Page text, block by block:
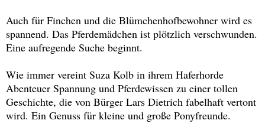
Auch für Finchen und die Blümchenhofbewohner wird es
spannend. Das Pferdemädchen ist plötzlich verschwunden.
Eine aufregende Suche beginnt.
Wie immer vereint Suza Kolb in ihrem Haferhorde
Abenteuer Spannung und Pferdewissen zu einer tollen
Geschichte, die von Bürger Lars Dietrich fabelhaft vertont
wird. Ein Genuss für kleine und große Ponyfreunde.